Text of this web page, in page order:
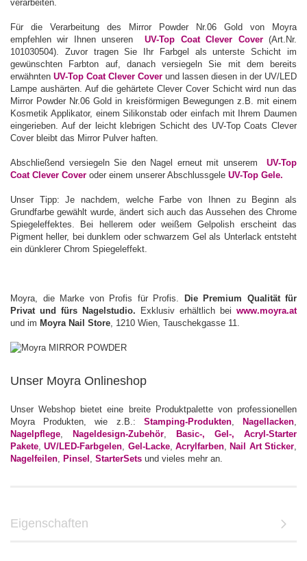
verarbeiten.
Für die Verarbeitung des Mirror Powder Nr.06 Gold von Moyra
empfehlen wir Ihnen unserenUV-Top Coat Clever Cover(Art.Nr.
101030504). Zuvor tragen Sie Ihr Farbgel als unterste Schicht im
gewünschten Farbton auf, danach versiegeln Sie mit dem bereits
erwähnten UV-Top Coat Clever Cover und lassen diesen in der UV/LED
Lampe aushärten. Auf die gehärtete Clever Cover Schicht wird nun das
Mirror Powder Nr.06 Gold in kreisförmigen Bewegungen z.B. mit einem
Kosmetik Applikator, einem Silikonstab oder einfach mit Ihrem Daumen
eingerieben. Auf der leicht klebrigen Schicht des UV-Top Coats Clever
Cover bleibt das Mirror Pulver haften.
Abschließend versiegeln Sie den Nagel erneut mit unserem UV-Top
Coat Clever Cover oder einem unserer Abschlussgele UV-Top Gele.
Unser Tipp: Je nachdem, welche Farbe von Ihnen zu Beginn als
Grundfarbe gewählt wurde, ändert sich auch das Aussehen des Chrome
Spiegeleffektes. Bei hellerem oder weißem Gelpolish erscheint das
Pigment heller, bei dunklem oder schwarzem Gel als Unterlack entsteht
ein dünklerer Chrom Spiegeleffekt.
Moyra, die Marke von Profis für Profis. Die Premium Qualität für
Privat und fürs Nagelstudio. Exklusiv erhältlich bei www.moyra.at
und im Moyra Nail Store , 1210 Wien, Tauschekgasse 11.
Unser Moyra Onlineshop
Unser Webshop bietet eine breite Produktpalette von professionellen
Moyra Produkten, wie z.B.: Stamping-Produkten, Nagellacken
Nagelpflege
Nageldesign-Zubehör
Basic-, Gel-, Acryl-Starter
Pakete ,UV/LED-Farbgelen Gel-Lacke,Acrylfarben ,Nail Art Sticker
Nagelfeilen Pinsel StarterSets und vieles mehr an.
Eigenschaften